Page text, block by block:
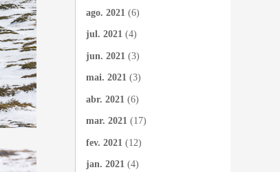
ago. 2021 (6)
jul. 2021 (4)
jun. 2021 (3)
mai. 2021 (3)
abr. 2021 (6)
mar. 2021 (17)
fev. 2021 (12)
jan. 2021 (4)